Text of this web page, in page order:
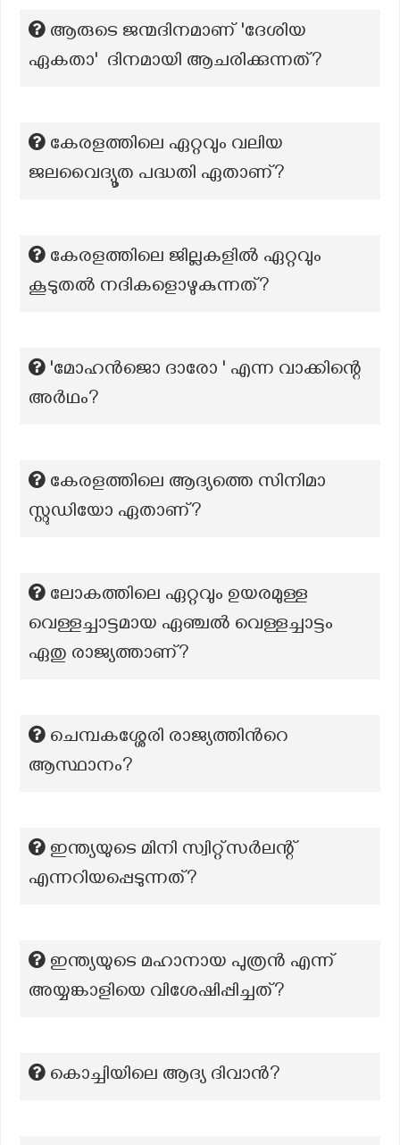
ആരുടെ ജന്മദിനമാണ് 'ദേശിയ
ഏകതാ' ദിനമായി ആചരിക്കുന്നത്?
കേരളത്തിലെ ഏറ്റവും വലിയ
ജലവൈദ്യൂത പദ്ധതി ഏതാണ്?
കേരളത്തിലെ ജില്ലകളിൽ ഏറ്റവും
കൂടുതൽ നദികളൊഴുകുന്നത്?
'മോഹൻജൊ ദാരോ ' എന്ന വാക്കിന്റെ
അർഥം?
കേരളത്തിലെ ആദ്യത്തെ സിനിമാ
സ്റ്റുഡിയോ ഏതാണ്?
ലോകത്തിലെ ഏറ്റവും ഉയരമുള്ള
വെള്ളച്ചാട്ടമായ ഏഞ്ചൽ വെള്ളച്ചാട്ടം
ഏതു രാജ്യത്താണ്?
ചെമ്പകശ്ശേരി രാജ്യത്തിന്‍റെ
ആസ്ഥാനം?
ഇന്ത്യയുടെ മിനി സ്വിറ്റ്സർലന്റ്
എന്നറിയപ്പെടുന്നത്?
ഇന്ത്യയുടെ മഹാനായ പുത്രൻ എന്ന്
അയ്യങ്കാളിയെ വിശേഷിപ്പിച്ചത്?
കൊച്ചിയിലെ ആദ്യ ദിവാൻ?